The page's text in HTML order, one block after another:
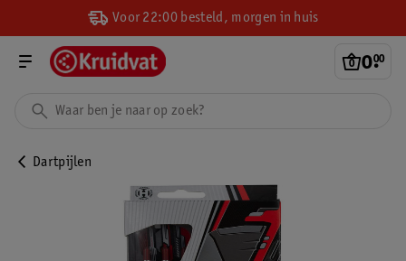
Voor 22:00 besteld, morgen in huis
0.
00
Dartpijlen